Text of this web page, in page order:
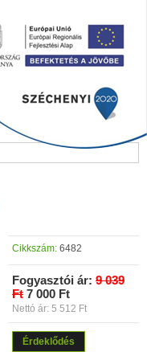
Cikkszám: 6482
Fogyasztói ár: 9 039
Ft 7 000 Ft
Nettó ár: 5 512 Ft
Érdeklődés